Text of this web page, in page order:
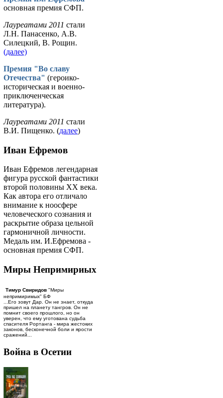
основная премия СФП.
Лауреатами 2011 стали
Л.Н. Панасенко, А.В.
Силецкий, В. Рощин.
(далее)
Премия "Во славу
Отечества" (героико-
историческая и военно-
приключенческая
литература).
Лауреатами 2011 стали
В.И. Пищенко. (далее)
Иван Ефремов
Иван Ефремов легендарная
фигура русской фантастики
второй половины ХХ века.
Как автора его отличало
внимание к ноосфере
человеческого сознания и
раскрытие образа цельной
гармоничной личности.
Медаль им. И.Ефремова -
основная премия СФП.
Миры Непримириых
Тимур Свиридов "Миры
непримиримых" БФ
...Его зовут Дар. Он не знает, откуда
пришел на планету тангров. Он не
помнит своего прошлого, но он
уверен, что ему уготована судьба
спасителя Рортанга - мира жестоких
законов, бесконечной боли и ярости
сражений...
Война в Осетии